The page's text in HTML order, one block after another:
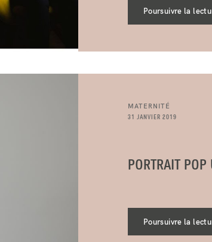
Poursuivre la
MATERNITÉ
31 JANVIER 2019
PORTRAIT
Poursuivre la